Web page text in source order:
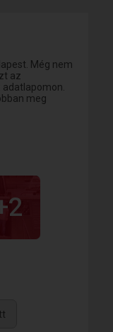
Még nem
az
meg